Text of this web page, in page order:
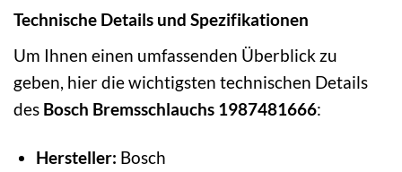
Technische Details und Spezifikationen
Um Ihnen einen umfassenden Überblick zu
geben, hier die wichtigsten technischen Details
des Bosch Bremsschlauchs 1987481666:
Hersteller: Bosch